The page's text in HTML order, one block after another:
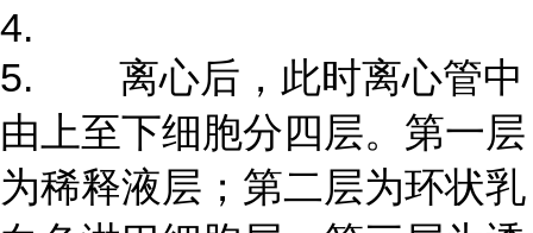
4.
5. 离心后，此时离心管中
由上至下细胞分四层。第一层
为稀释液层；第二层为环状乳